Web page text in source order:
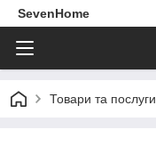
SevenHome
Товари та послуги